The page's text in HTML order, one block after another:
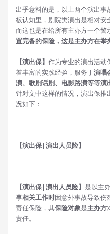
出乎意料的是，以上两个演出
板认知里，剧院类演出是相对安
而这也是在给所有主办方一个警
置完备的保险，这是主办方在举
【演出保】 作为专业的演出活动
着丰富的实践经验，服务于演唱
演、歌剧话剧、电影路演等等演
针对文中这样的情况，演出保推
况如下：
【演出保|演出人员险】
【演出保|演出人员险】 是以主
事相关工作时因意外事故导致伤
责任保险，其保险对象是主办方
责任。